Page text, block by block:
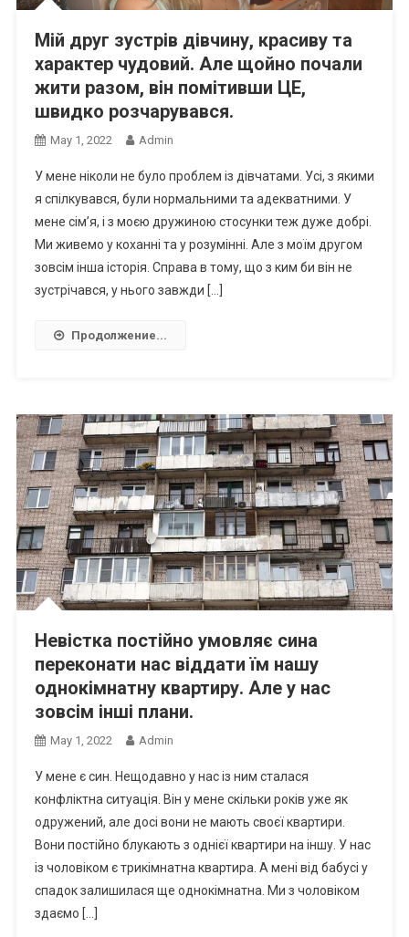
Мій друг зустрів дівчину, красиву та
характер чудовий. Але щойно почали
жити разом, він помітивши ЦЕ,
швидко розчарувався.
May 1, 2022 Admin
У мене ніколи не було проблем із дівчатами. Усі, з якими
я спілкувався, були нормальними та адекватними. У
мене сім’я, і з моєю дружиною стосунки теж дуже добрі.
Ми живемо у коханні та у розумінні. Але з моїм другом
зовсім інша історія. Справа в тому, що з ким би він не
зустрічався, у нього завжди […]
Продолжение...
Невістка постійно умовляє сина
переконати нас віддати їм нашу
однокімнатну квартиру. Але у нас
зовсім інші плани.
May 1, 2022 Admin
У мене є син. Нещодавно у нас із ним сталася
конфліктна ситуація. Він у мене скільки років уже як
одружений, але досі вони не мають своєї квартири.
Вони постійно блукають з однієї квартири на іншу. У нас
із чоловіком є трикімнатна квартира. А мені від бабусі у
спадок залишилася ще однокімнатна. Ми з чоловіком
здаємо […]